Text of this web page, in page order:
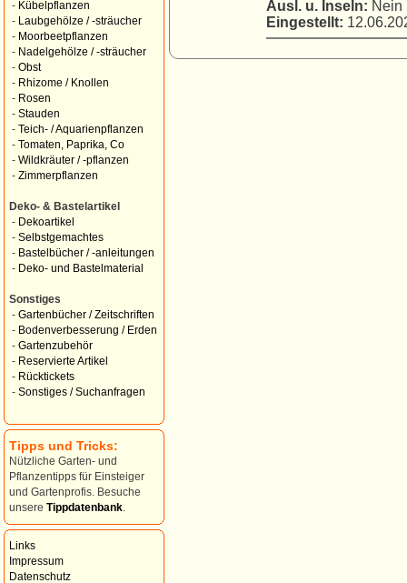
- Kübelpflanzen
-
Laubgehölze / -sträucher
- Moorbeetpflanzen
- Nadelgehölze / -sträucher
- Obst
- Rhizome / Knollen
- Rosen
- Stauden
- Teich- / Aquarienpflanzen
- Tomaten, Paprika, Co
- Wildkräuter / -pflanzen
- Zimmerpflanzen
Deko- & Bastelartikel
- Dekoartikel
- Selbstgemachtes
- Bastelbücher / -anleitungen
- Deko- und Bastelmaterial
Sonstiges
- Gartenbücher / Zeitschriften
- Bodenverbesserung / Erden
- Gartenzubehör
- Reservierte Artikel
- Rücktickets
- Sonstiges / Suchanfragen
Tipps und Tricks:
Nützliche Garten- und
Pflanzentipps für Einsteiger
und Gartenprofis. Besuche
unsere Tippdatenbank
Links
Impressum
Datenschutz
Ausl. u. Inseln: Nein
Eingestellt: